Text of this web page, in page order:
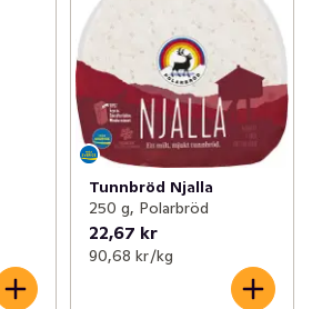
Tunnbröd Njalla
250 g, Polarbröd
22,67 kr
90,68 kr /kg